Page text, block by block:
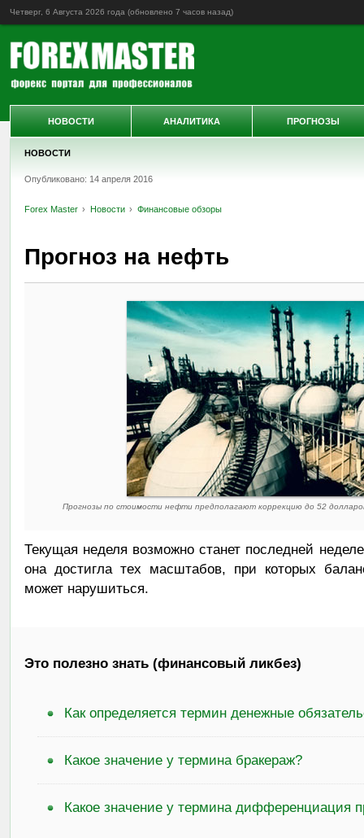
Четверг, 6 Августа 2026 года (обновлено 7 часов назад)
НОВОСТИ
Опубликовано: 14 апреля 2016
Forex Master Новости Финансовые обзоры
Прогноз на нефть
Прогнозы по стоимости нефти предполагают коррекцию до 52
Текущая неделя возможно станет последней
она достигла тех масштабов, при которых
может нарушиться.
Это полезно знать (финансовый ликбез)
Как определяется термин денежные
Какое значение у термина бракераж?
Какое значение у термина дифференциация
НОВОСТИ АНАЛИТИКА ПРОГНОЗЫ